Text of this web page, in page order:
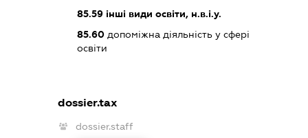
85.59інші види освіти, н.в.і.у.
85.60допоміжна діяльність у сфері
освіти
dossier.tax
dossier.staff